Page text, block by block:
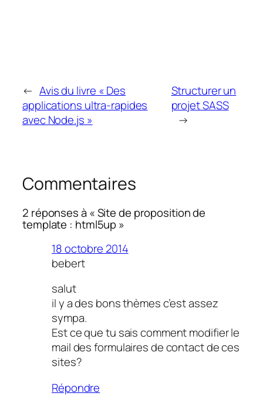
← Avis du livre « Des
applications ultra-rapides
avec Node.js »
Structurer un
projet SASS
→
Commentaires
2 réponses à « Site de proposition de
template : html5up »
18 octobre 2014
bebert
salut
il y a des bons thèmes c’est assez
sympa.
Est ce que tu sais comment modifier le
mail des formulaires de contact de ces
sites?
Répondre